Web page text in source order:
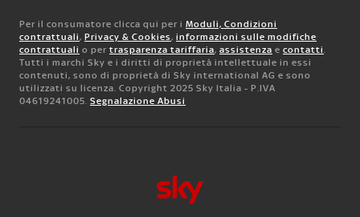
Per il consumatore clicca qui per i Moduli, Condizioni
contrattuali, Privacy & Cookies, informazioni sulle modifiche
contrattuali o per trasparenza tariffaria, assistenza e contatti.
Tutti i marchi Sky e i diritti di proprietà intellettuale in essi
contenuti, sono di proprietà di Sky international AG e sono
utilizzati su licenza. Copyright 2025 Sky Italia - P.IVA
04619241005. Segnalazione Abusi